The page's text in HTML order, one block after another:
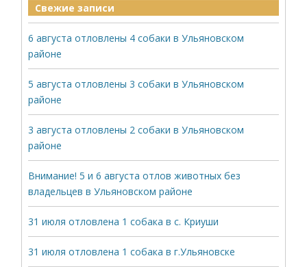
Свежие записи
6 августа отловлены 4 собаки в Ульяновском
районе
5 августа отловлены 3 собаки в Ульяновском
районе
3 августа отловлены 2 собаки в Ульяновском
районе
Внимание! 5 и 6 августа отлов животных без
владельцев в Ульяновском районе
31 июля отловлена 1 собака в с. Криуши
31 июля отловлена 1 собака в г.Ульяновске